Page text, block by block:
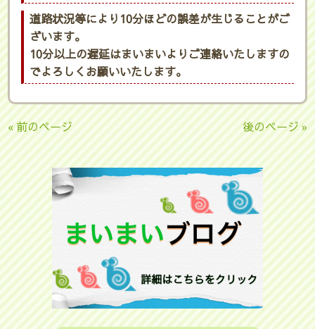
道路状況等により10分ほどの誤差が生じることがご
ざいます。
10分以上の遅延はまいまいよりご連絡いたしますの
でよろしくお願いいたします。
« 前のページ 後のページ »